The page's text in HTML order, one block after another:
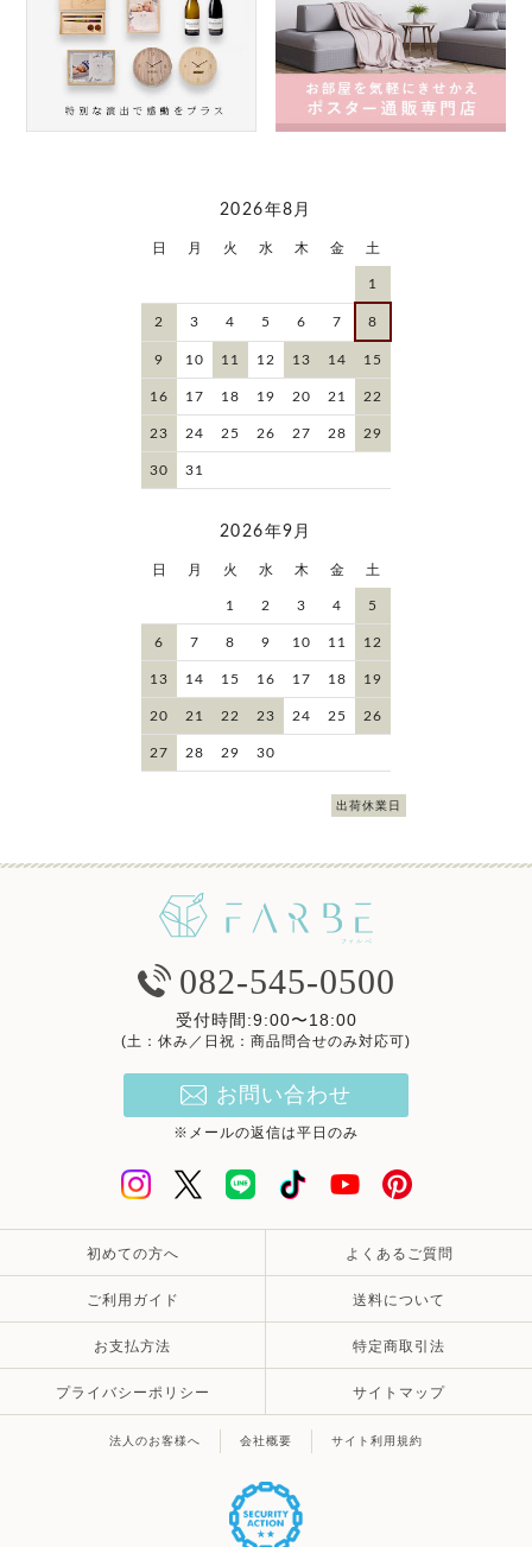
2026年8月
日 月 火 水 木 金 土
1
2 3 4 5 6 7 8
9 10 11 12 13 14 15
16 17 18 19 20 21 22
23 24 25 26 27 28 29
30 31
2026年9月
日 月 火 水 木 金 土
1 2 3 4 5
6 7 8 9 10 11 12
13 14 15 16 17 18 19
20 21 22 23 24 25 26
27 28 29 30
出荷休業日
082-545-0500
受付時間:9:00〜18:00
(土：休み／日祝：商品問合せのみ対応可)
お問い合わせ
※メールの返信は平日のみ
初めての方へ よくあるご質問
ご利用ガイド 送料について
お支払方法 特定商取引法
プライバシーポリシー サイトマップ
法人のお客様へ 会社概要 サイト利用規約